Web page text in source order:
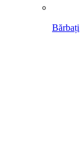
Bărbați